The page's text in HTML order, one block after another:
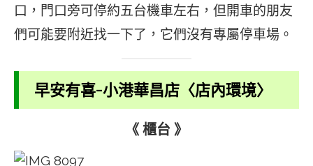
口，門口旁可停約五台機車左右，但開車的朋友
們可能要附近找一下了，它們沒有專屬停車場。
早安有喜-小港華昌店〈店內環境〉
《 櫃台 》